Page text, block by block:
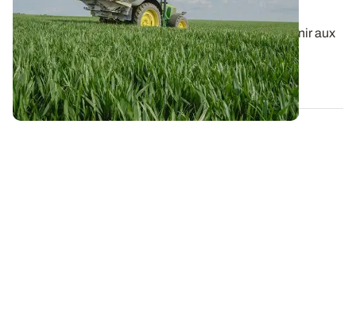
totale
Le raisonnement du calcul de la dose d’azote à fournir aux
céréales à paille peut dépendre...
22 JANV. 2026